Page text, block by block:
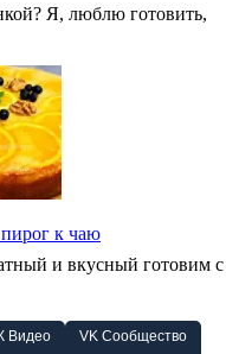
Я, люблю готовить,
к чаю
и вкусный готовим с
Видео VK Сообщество